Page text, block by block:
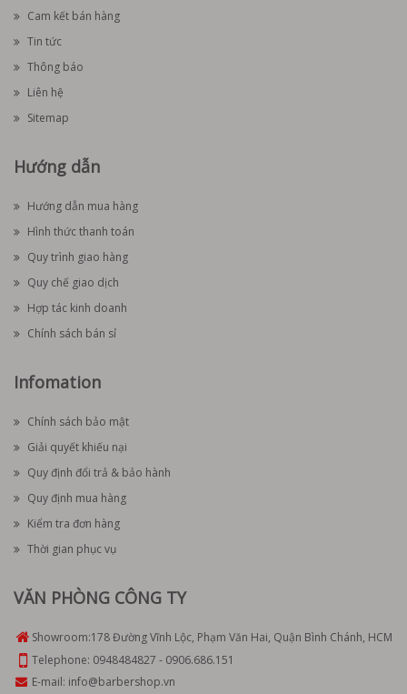
Cam kết bán hàng
Tin tức
Thông báo
Liên hệ
Sitemap
Hướng dẫn
Hướng dẫn mua hàng
Hình thức thanh toán
Quy trình giao hàng
Quy chế giao dịch
Hợp tác kinh doanh
Chính sách bán sỉ
Infomation
Chính sách bảo mật
Giải quyết khiếu nại
Quy định đổi trả & bảo hành
Quy định mua hàng
Kiểm tra đơn hàng
Thời gian phục vụ
VĂN PHÒNG CÔNG TY
Showroom:178 Đường Vĩnh Lộc, Phạm Văn Hai, Quận Bình Chánh, HCM
Telephone: 0948484827 - 0906.686.151
E-mail: info@barbershop.vn